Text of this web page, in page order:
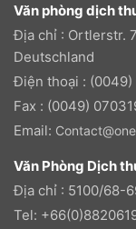
Văn phòng dịch
Địa chỉ : Ortlerstr.
Deutschland
Điện thoại : (0049)
Fax : (0049)
Email:
Văn Phòng Dịch
Địa chỉ : 5100/68-
Tel: